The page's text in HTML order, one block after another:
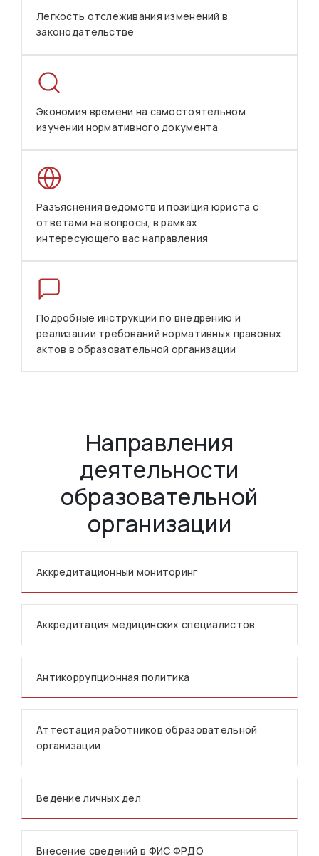
Легкость отслеживания изменений в
законодательстве
Экономия времени на самостоятельном
изучении нормативного документа
Разъяснения ведомств и позиция юриста с
ответами на вопросы, в рамках
интересующего вас направления
Подробные инструкции по внедрению и
реализации требований нормативных правовых
актов в образовательной организации
Направления
деятельности
образовательной
организации
Аккредитационный мониторинг
Аккредитация медицинских специалистов
Антикоррупционная политика
Аттестация работников образовательной
организации
Ведение личных дел
Внесение сведений в ФИС ФРДО